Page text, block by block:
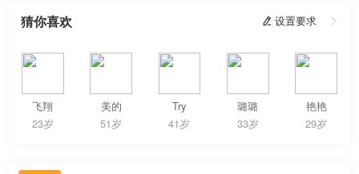
猜你喜欢  设置要求 
飞翔
23岁
美的
51岁
Try
41岁
璐璐
33岁
艳艳
29岁